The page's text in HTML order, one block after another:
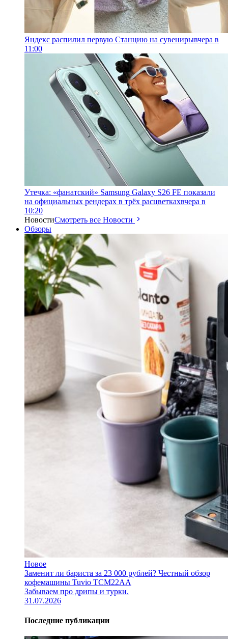
Яндекс распилил первую Станцию на сувенирывчера в
11:00
Утечка: «фанатский» Samsung Galaxy S26 FE показали
на официальных рендерах в трёх расцветкахвчера в
10:20
НовостиСмотреть все Новости
Обзоры
Новое
Заменит ли бариста за 23 000 рублей? Честный обзор
кофемашины Tuvio TCM22AA
Забываем про дрипы и турки.
31.07.2026
Последние публикации